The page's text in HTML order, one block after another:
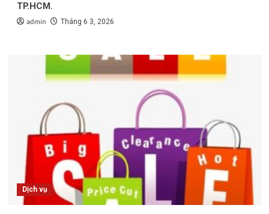
TP.HCM.
admin Tháng 6 3, 2026
Dịch vụ